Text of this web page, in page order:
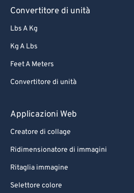
Convertitore di unità
Lbs A Kg
Kg A Lbs
Feet A Meters
Convertitore di unità
Applicazioni Web
Creatore di collage
Ridimensionatore di immagini
Ritaglia immagine
Selettore colore